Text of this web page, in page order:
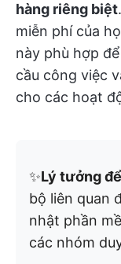
hàng riêng biệt
miễn phí của
này phù hợp
cầu công việc
cho các hoạt
✨Lý tưởng để
bộ liên quan
nhật phần
các nhóm